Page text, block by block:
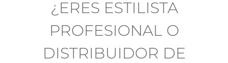
¿ERES ESTILISTA
PROFESIONAL O
DISTRIBUIDOR DE